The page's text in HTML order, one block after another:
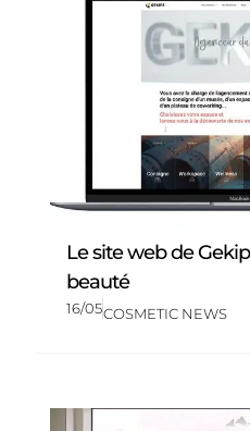
Le site web de
beauté
16/05COSMETIC NEWS